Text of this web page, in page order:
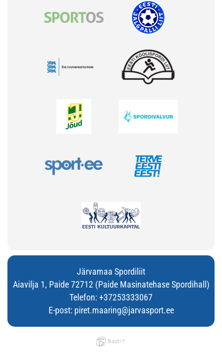
Järvamaa Spordiliit
Aiavilja 1, Paide 72712 (Paide Masinatehase Spordihall)
Telefon: +37253333067
E-post: piret.maaring@jarvasport.ee